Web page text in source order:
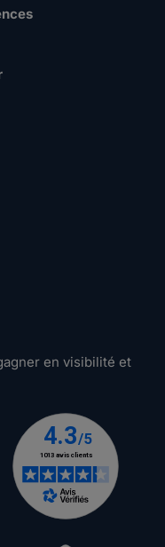
en visibilité et